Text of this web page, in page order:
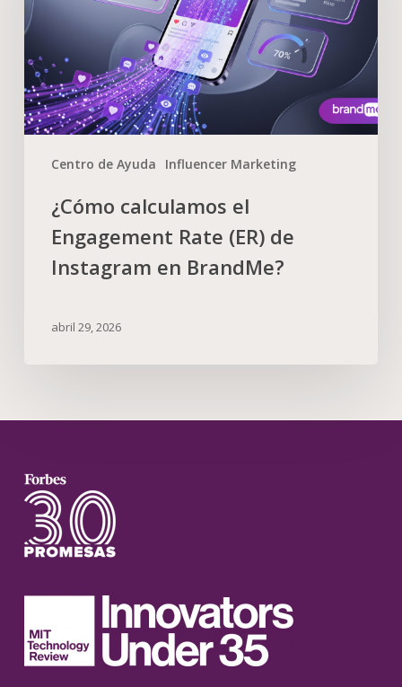
Centro de Ayuda Influencer Marketing
¿Cómo calculamos el
Engagement Rate (ER) de
Instagram en BrandMe?
abril 29, 2026